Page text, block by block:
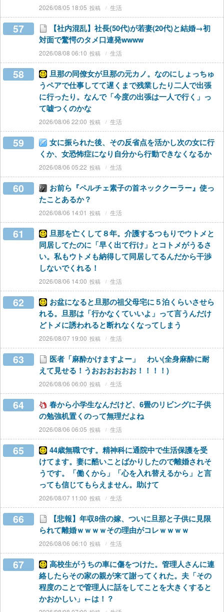
2026/08/05 18:05 生活
57
【社内混乱】社長(50代)が若妻(20代)と結婚→初
対面で驚愕のタメ口連発wwww
2026/08/08 06:10 生活
58
旦那の同僚女が旦那の元カノ。なのにしょっちゅ
うペアで仕事してて遅くまで残業したり二人で出張
に行ったり。なんで「今度の出張は一人で行く」っ
て嘘つくのかな
2026/08/06 22:00 生活
59
女に振られた後、その反省点を活かし次の女に行
くか、女恐怖症になり自分から行動できなくなるか
2026/08/06 05:22 生活
60
お前ら『ペルチェ素子の首ネッククーラー』使っ
たことあるか？
2026/08/06 14:01 生活
61
旦那を亡くして８年。介護するつもりでウトメと
同居してたのに「早く出て行け」とコトメがうるさ
い。私もウトメも納得して同居してるんだから干渉
しないでくれる！
2026/08/06 14:00 生活
62
お盆になると旦那の祖父母宅に５泊くらいさせら
れる。旦那は「行かなくていいよ」って言うんだけ
どトメに誘われると断れなくなってしまう
2026/08/07 19:00 生活
63
医者「麻酔かけますよー」 わい(全身麻酔に耐
えて見せる！うおおおおおお！！！！)
2026/08/06 06:00 生活
64
春から小学生なんだけど、6畳のリビングに子供
の勉強机置くのって無理だよね
2026/08/06 06:05 生活
65
44歳無職です。精神科に通院中で生活保護を受
けてます。妻に酷いことばかりしたので離婚されそ
うです。「働くから」「心を入れ替えるから」と言
っても信じてもらえません。助けて
2026/08/07 11:00 生活
66
【悲報】年収8倍の嫁、ついに旦那と子供に見限
られて離婚ｗｗｗｗその理由がコレｗｗｗｗ
2026/08/06 06:10 生活
67
高校生がうちの車に傷をつけた。管理人さんに連
絡したらその家の親が来て謝ってくれた。夫「その
程度のことで管理人に話をしてことを大きくすると
かおかしい」←は！？